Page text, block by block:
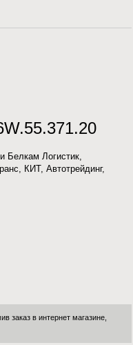
Белкам Логистик,
КИТ, Автотрейдинг,
заказ в интернет магазине,